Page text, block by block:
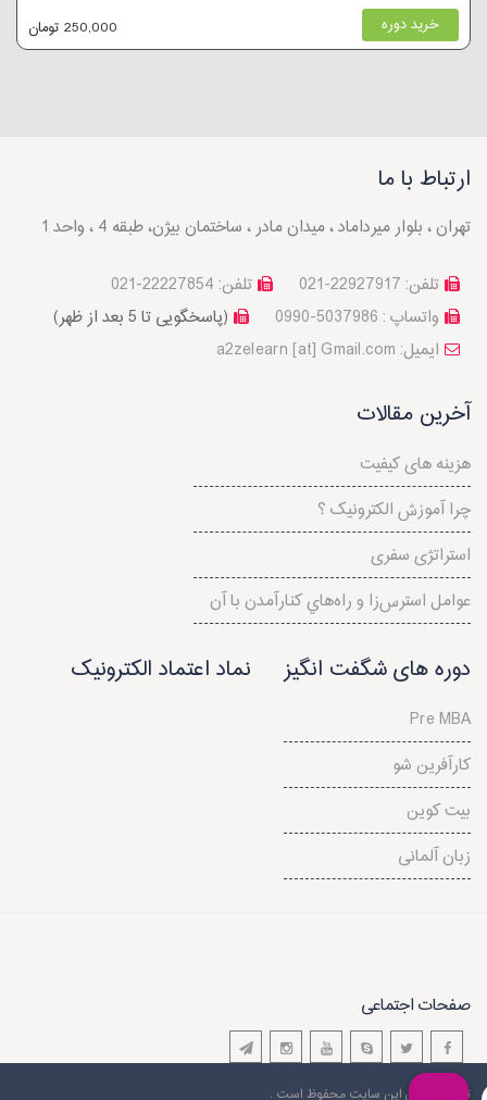
خرید دوره 250,000 تومان
ارتباط با ما
تهران ، بلوار میرداماد ، میدان مادر ، ساختمان بیژن، طبقه 4 ، واحد 1
تلفن: 22227854-021
تلفن: 22927917-021
(پاسخگویی تا 5 بعد از ظهر)
واتساپ : 5037986-0990
a2zelearn [at] Gmail.com :ایمیل
آخرین مقالات
هزینه های کیفیت
چرا آموزش الکترونیک ؟
استراتژی سفری
عوامل استرس‌‌زا و راه‌هاي کنارآمدن با آن
دوره های شگفت انگیز
Pre MBA
کارآفرین شو
بیت کوین
زبان آلمانی
نماد اعتماد الکترونیک
صفحات اجتماعی
تمامی حقوق این سایت محفوظ است .